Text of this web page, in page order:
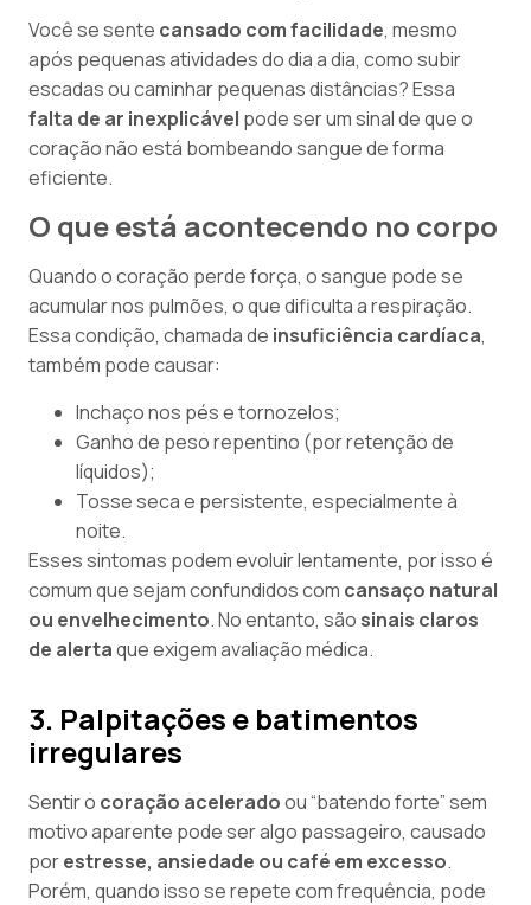
Você se sente cansado com facilidade, mesmo
após pequenas atividades do dia a dia, como subir
escadas ou caminhar pequenas distâncias? Essa
falta de ar inexplicável pode ser um sinal de que o
coração não está bombeando sangue de forma
eficiente.
O que está acontecendo no corpo
Quando o coração perde força, o sangue pode se
acumular nos pulmões, o que dificulta a respiração.
Essa condição, chamada de insuficiência cardíaca,
também pode causar:
Inchaço nos pés e tornozelos;
Ganho de peso repentino (por retenção de
líquidos);
Tosse seca e persistente, especialmente à
noite.
Esses sintomas podem evoluir lentamente, por isso é
comum que sejam confundidos com cansaço natural
ou envelhecimento. No entanto, são sinais claros
de alertaque exigem avaliação médica.
3. Palpitações e batimentos
irregulares
Sentir o coração aceleradoou “batendo forte” sem
motivo aparente pode ser algo passageiro, causado
porestresse, ansiedade ou café em excesso.
Porém, quando isso se repete com frequência, pode